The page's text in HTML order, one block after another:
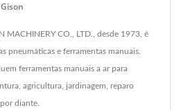
MACHINERY CO., LTD., desde 1973, é
pneumáticas e ferramentas manuais.
ferramentas manuais a ar para
agricultura, jardinagem, reparo
diante.